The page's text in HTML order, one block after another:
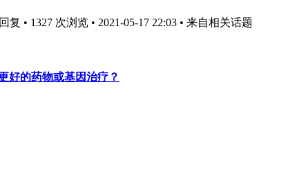
复 • 1327 次浏览 • 2021-05-17 22:03 • 来自相关话题
好的药物或基因治疗？